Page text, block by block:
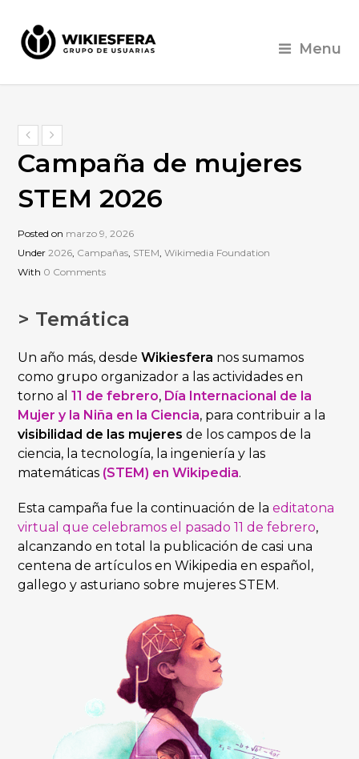
Menu
Campaña de mujeres
STEM 2026
Posted on marzo 9, 2026
Under2026, Campañas, STEM,Wikimedia Foundation
With 0 Comments
> Temática
Un año más, desdeWikiesfera nos sumamos
como grupo organizador a las actividades en
torno al11 de febrero, Día Internacional de la
Mujer y la Niña en la Ciencia, para contribuir a la
visibilidad de las mujeresde los campos de la
ciencia, la tecnología, la ingeniería y las
matemáticas (STEM) en Wikipedia.
Esta campaña fue la continuación de laeditatona
virtual que celebramos el pasado 11 de febrero,
alcanzando en total la publicación de casi una
centena de artículos en Wikipedia en español,
gallego y asturiano sobre mujeres STEM.